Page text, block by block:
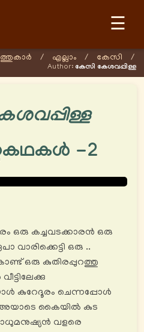
☰
/ എല്ലാം / കേസി /
Author: കേസി കേശവപ്പിള്ള
-2
ഒരു കച്ചവടക്കാരൻ ഒരു
വാരിക്കെട്ടി ഒരു ..
ഒരു കുതിരപ്പുറത്തു
കുറേദൂരം ചെന്നപ്പോൾ
കൈയിൽ കുട
വളരെ